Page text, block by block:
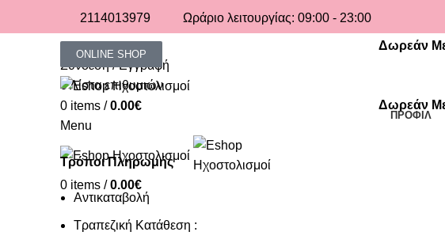
2114013979 Ωράριο λειτουργίας: 09:00 - 23:00
Δωρεάν
Σύνδεση / Εγγραφή
0Λίστα επιθυμιών
Δωρεάν
ONLINE SHOP
0 items / 0.00€
Menu
0 items / 0.00€
ΠΡΟΦΙΛ
Τρόποι Πληρωμής
Αντικαταβολή
Τραπεζική Κατάθεση :